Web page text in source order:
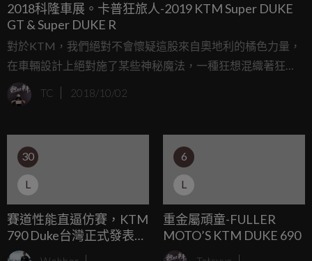
2018科隆車展。卡普狂旅人-2019 KTM Super DUKE
GT & Super DUKE R
對於KTM，我們絕對不會懷疑這股來自奧地利的橘色力量，
在車輛設計上絕對施了某些神秘魔法，一種狂想混織著狂
放，卻又讓人無法離開車上座椅的神秘巫術。在代號LC8的V-
Twin雙缸的咆嘯之中，這一次，是旅行GT車款配著175匹最
途旅行，KTM也對於操控要求的近乎苛求。你說，以超級迪
爵之名，哪一個好欺負了？
TC 2018/10/02
30
L
賽道性能直逼仿賽，KTM
790 Duke台灣正式發表，
賽道體驗
6
L
重金屬頑童-FULLER
MOTO’S KTM DUKE 690